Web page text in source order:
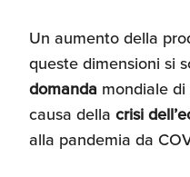
Un aumento della
queste dimensioni si
domanda mondiale
causa della crisi
alla pandemia da